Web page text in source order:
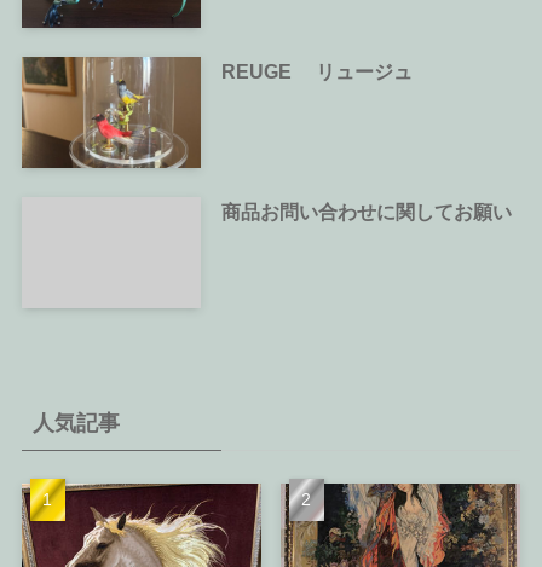
REUGE リュージュ
商品お問い合わせに関してお願い
人気記事